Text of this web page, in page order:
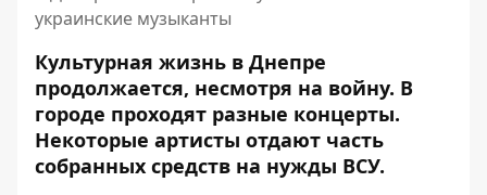
украинские музыканты
Культурная жизнь в Днепре
продолжается, несмотря на войну. В
городе проходят разные концерты.
Некоторые артисты отдают часть
собранных средств на нужды ВСУ.